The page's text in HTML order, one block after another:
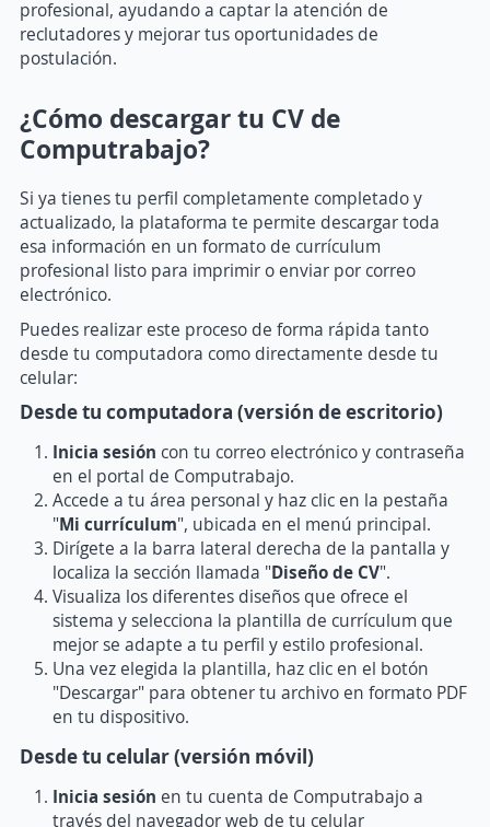
profesional, ayudando a captar la atención de
reclutadores y mejorar tus oportunidades de
postulación.
¿Cómo descargar tu CV de
Computrabajo?
Si ya tienes tu perfil completamente completado y
actualizado, la plataforma te permite descargar toda
esa información en un formato de currículum
profesional listo para imprimir o enviar por correo
electrónico.
Puedes realizar este proceso de forma rápida tanto
desde tu computadora como directamente desde tu
celular:
Desde tu computadora (versión de escritorio)
Inicia sesión con tu correo electrónico y contraseña
en el portal de Computrabajo.
Accede a tu área personal y haz clic en la pestaña
"Mi currículum", ubicada en el menú principal.
Dirígete a la barra lateral derecha de la pantalla y
localiza la sección llamada "Diseño de CV".
Visualiza los diferentes diseños que ofrece el
sistema y selecciona la plantilla de currículum que
mejor se adapte a tu perfil y estilo profesional.
Una vez elegida la plantilla, haz clic en el botón
"Descargar" para obtener tu archivo en formato PDF
en tu dispositivo.
Desde tu celular (versión móvil)
Inicia sesión en tu cuenta de Computrabajo a
través del navegador web de tu celular